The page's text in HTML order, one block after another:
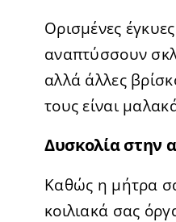
Ορισμένες
αναπτύσσουν
αλλά άλλες
τους είναι
Δυσκολία στην
Καθώς η μήτρα
κοιλιακά σας